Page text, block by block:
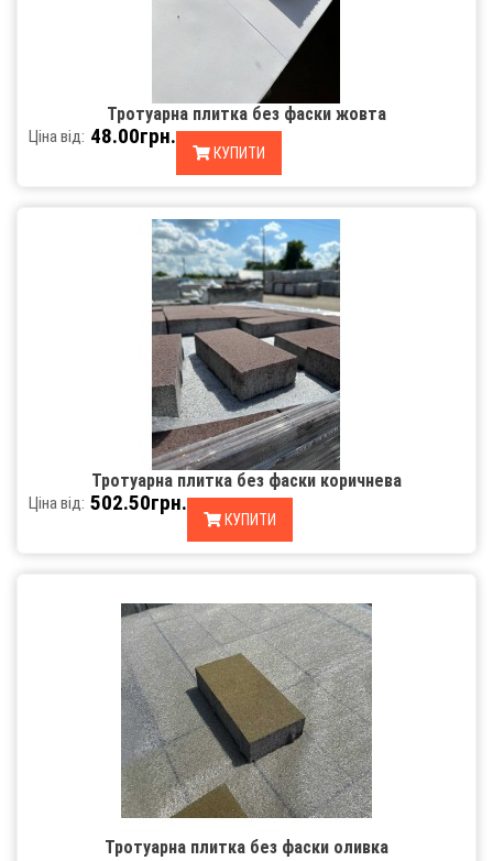
Тротуарна плитка без фаски жовта
Ціна від: 48.00грн.
КУПИТИ
Тротуарна плитка без фаски коричнева
Ціна від: 502.50грн.
КУПИТИ
Тротуарна плитка без фаски оливка